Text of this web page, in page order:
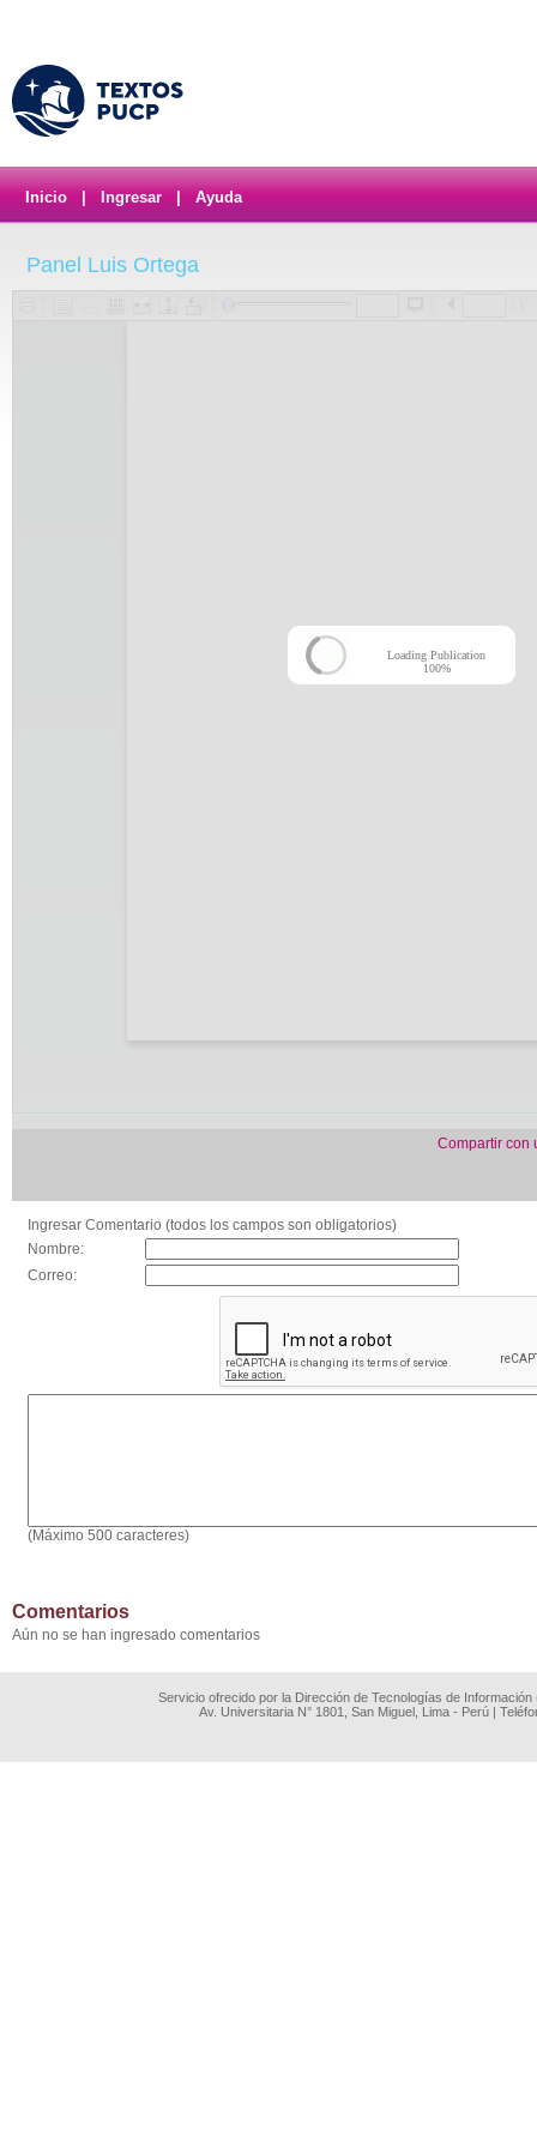
Inicio Ingresar Ayuda
Panel Luis Ortega
Loading Publication
100%
Compartir con
Ingresar Comentario (todos los campos son obligatorios)
Nombre:
Correo:
(Máximo 500 caracteres)
Comentarios
Aún no se han ingresado comentarios
Servicio ofrecido por la Dirección de Tecnologías de
Av. Universitaria N° 1801, San Miguel, Lima - Perú |